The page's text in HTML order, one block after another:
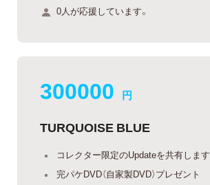
0人が応援しています。
300000 円
TURQUOISE BLUE
コレクター限定のUpdateを共有します
完パケDVD（自家製DVD）プレゼント